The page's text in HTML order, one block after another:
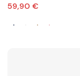
59,90 €